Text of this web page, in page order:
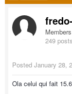
Members
249 posts
Posted January 28,
Ola celui qui fait